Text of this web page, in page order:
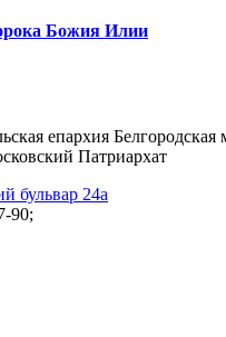
Божия Илии
епархия
Патриархат
бульвар 24а
90;